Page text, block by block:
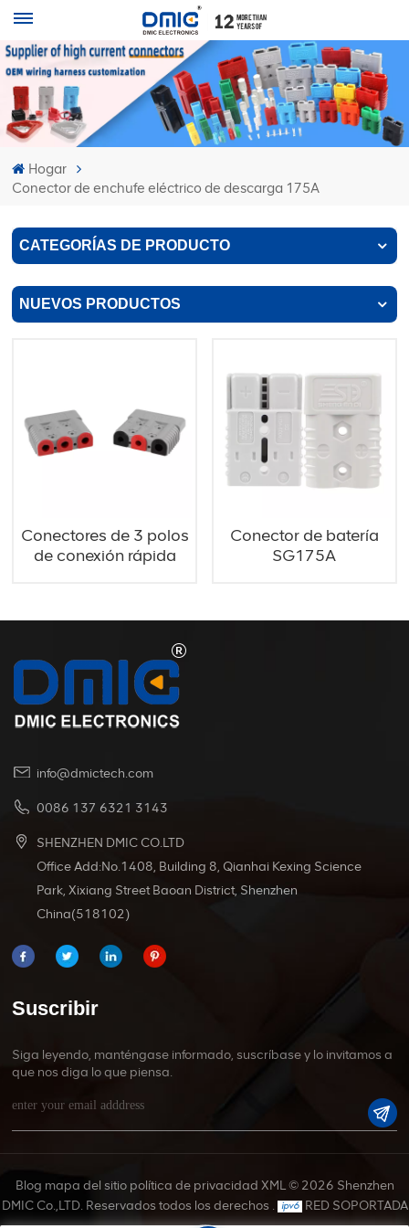
Hogar
Conector de enchufe eléctrico de descarga 175A
CATEGORÍAS DE PRODUCTO
NUEVOS PRODUCTOS
Conectores de 3 polos
de conexión rápida
Conector de batería
SG175A
info@dmictech.com
0086 137 6321 3143
SHENZHEN DMIC CO.LTD
Office Add:No.1408, Building 8, Qianhai Kexing Science
Park, Xixiang Street Baoan District, Shenzhen
China(518102)
Suscribir
Siga leyendo, manténgase informado, suscríbase y lo invitamos a
que nos diga lo que piensa.
Blog mapa del sitio política de privacidad XML© 2026 Shenzhen
DMIC Co.,LTD. Reservados todos los derechos .
RED SOPORTADA